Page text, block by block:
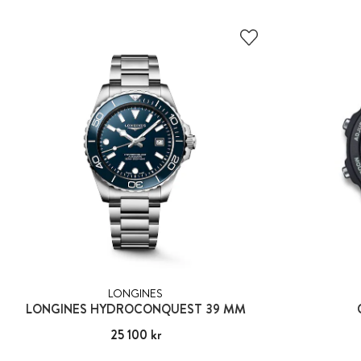
LONGINES
LONGINES HYDROCONQUEST 39 MM
Pris:25 100 kr
25 100 kr